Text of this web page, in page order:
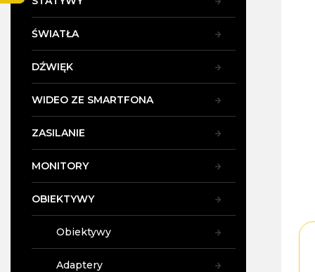
ŚWIATŁA
DŹWIĘK
WIDEO ZE SMARTFONA
ZASILANIE
MONITORY
OBIEKTYWY
Obiektywy
Adaptery